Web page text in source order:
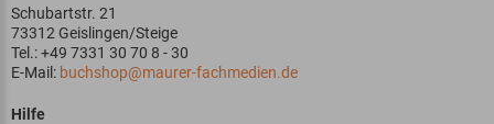
Schubartstr. 21
73312 Geislingen/Steige
Tel.: +49 7331 30 70 8 - 30
E-Mail: buchshop@maurer-fachmedien.de
Hilfe